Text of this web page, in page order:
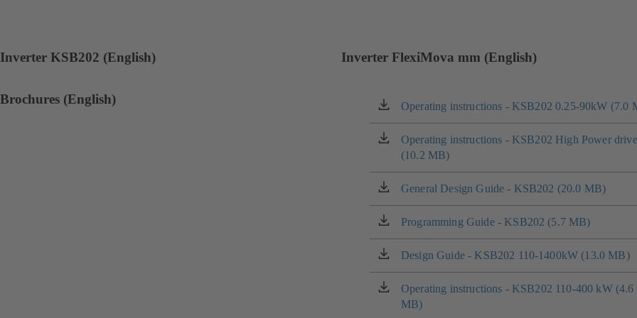
Inverter KSB202 (English) Inverter FlexiMova mm (English)
Brochures (English) Operating instructions - KSB202 0.25-90kW (7.0
(si
apre
in
una
scheda)
Operating instructions - KSB202 High Power
(10.2 MB)
(si
apre
in
una
scheda)
General Design Guide - KSB202 (20.0 MB)
(si
apre
in
nuova
Programming Guide - KSB202 (5.7 MB)
(si
apre
in
nuova
scheda)
Design Guide - KSB202 110-1400kW (13.0 MB)
(si
apre
in
una
Operating instructions - KSB202 110-400 kW (4.6
MB)
(si
apre